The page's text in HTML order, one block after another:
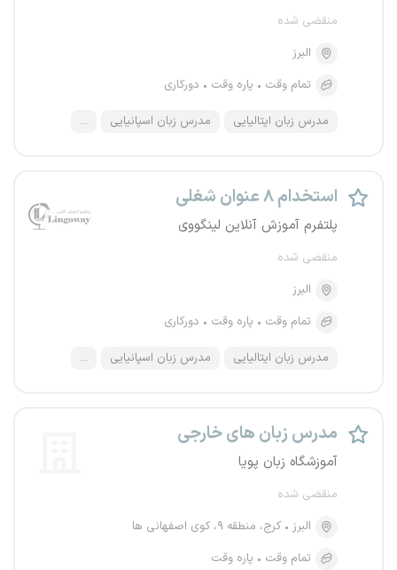
منقضی شده
البرز
تمام وقت
پاره وقت دورکاری
مدرس زبان ایتالیایی مدرس زبان اسپانیایی ...
استخدام ۸ عنوان شغلی
پلتفرم آموزش آنلاین لینگووی
منقضی شده
البرز
تمام وقت
پاره وقت دورکاری
مدرس زبان ایتالیایی مدرس زبان اسپانیایی ...
مدرس زبان های خارجی
آموزشگاه زبان پویا
منقضی شده
البرز
کرج، منطقه ۹، کوی اصفهانی ها
تمام وقت
پاره وقت